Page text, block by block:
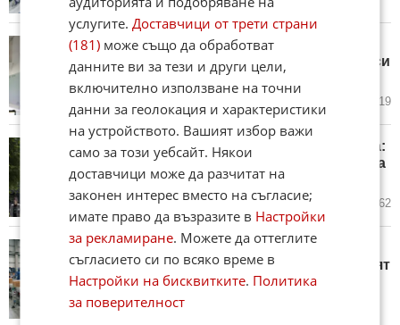
Германската индустриална
асоциация понижи прогнозата си
за растежа на световния БВП
719
Как да купиш Google за 3 долара:
7 дребни грешки, които струваха
милиарди
днес в 13:59 ч. 1 562
Всеки 3 от 4 компании от
българското производство губят
напразно огромни средства и
ресурс поради страх или
услугите.Доставчици от трети страни
(181) може също да обработват
данните ви за тези и други цели,
включително използване на точни
данни за геолокация и характеристики
на устройството. Вашият избор важи
само за този уебсайт. Някои
доставчици може да разчитат на
законен интерес вместо на съгласие;
имате право да възразите в Настройки
за рекламиране. Можете да оттеглите
съгласието си по всяко време в
Настройки на бисквитките. Политика
за поверителност